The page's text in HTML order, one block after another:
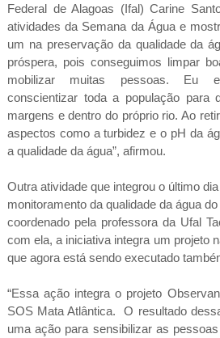
Federal de Alagoas (Ifal) Carine
atividades da Semana da Água e
um na preservação da qualidade da
próspera, pois conseguimos limpar
mobilizar muitas pessoas. Eu
conscientizar toda a população para
margens e dentro do próprio rio. Ao
aspectos como a turbidez e o pH da
a qualidade da água”, afirmou.
Outra atividade que integrou o último
monitoramento da qualidade da água
coordenado pela professora da Ufal
com ela, a iniciativa integra um projeto
que agora está sendo executado
“Essa ação integra o projeto
SOS Mata Atlântica. O resultado
uma ação para sensibilizar as